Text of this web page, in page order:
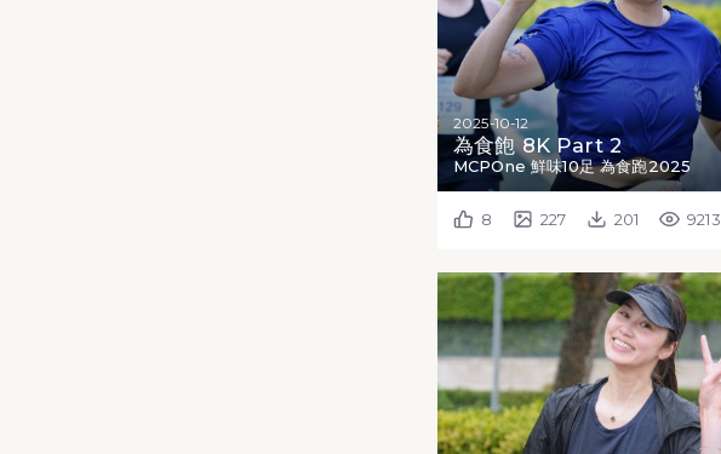
2025-10-12
為食飽 8K Part 2
MCPOne 鮮味10足 為食跑2025
8 227 201 9213